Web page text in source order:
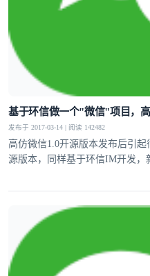
基于环信做一个"微信"项目，高
发布于 2017-03-14 | 阅读 142482
高仿微信1.0开源版本发布后引
源版本，同样基于环信IM开发，